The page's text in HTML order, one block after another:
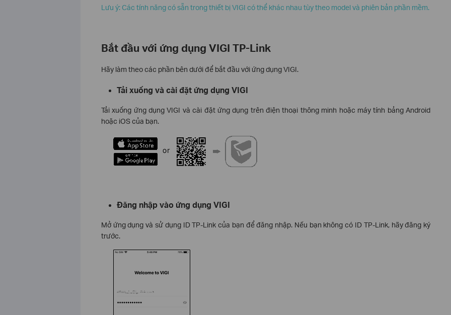
Lưu ý: Các tính năng có sẵn trong thiết bị VIGI có thể khác nhau tùy theo model và phiên bản phần mềm.
Bắt đầu với ứng dụng VIGI TP-Link
Hãy làm theo các phần bên dưới để bắt đầu với ứng dụng VIGI.
Tải xuống và cài đặt ứng dụng VIGI
Tải xuống ứng dụng VIGI và cài đặt ứng dụng trên điện thoại thông minh hoặc máy tính bảng Android
hoặc iOS của bạn.
Đăng nhập vào ứng dụng VIGI
Mở ứng dụng và sử dụng ID TP-Link của bạn để đăng nhập. Nếu bạn không có ID TP-Link, hãy đăng ký
trước.